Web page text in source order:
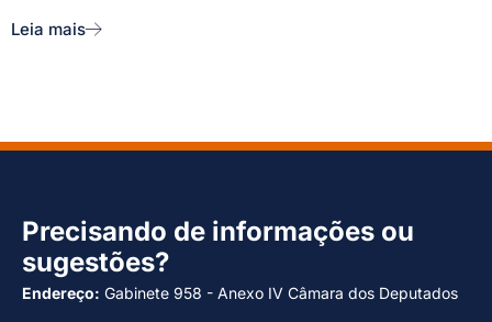
Leia mais
Precisando de informações ou
sugestões?
Endereço: Gabinete 958 - Anexo IV Câmara dos Deputados